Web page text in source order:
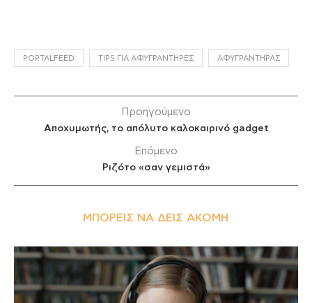
PORTALFEED TIPS ΓΙΑ ΑΦΥΓΡΑΝΤΉΡΕΣ ΑΦΥΓΡΑΝΤΉΡΑΣ
Προηγούμενο
Αποχυμωτής, το απόλυτο καλοκαιρινό gadget
Επόμενο
Ριζότο «σαν γεμιστά»
ΜΠΟΡΕΊΣ ΝΑ ΔΕΙΣ ΑΚΌΜΗ